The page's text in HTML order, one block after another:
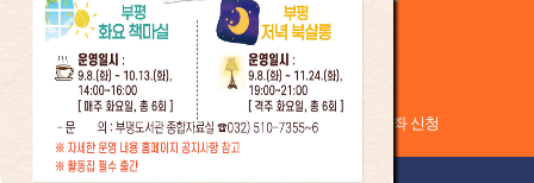
도서관
대출조회 및
연기, 예약
프로그램 및 강좌 신청